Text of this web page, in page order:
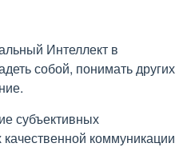
Интеллект в
собой, понимать других
субъективных
коммуникации